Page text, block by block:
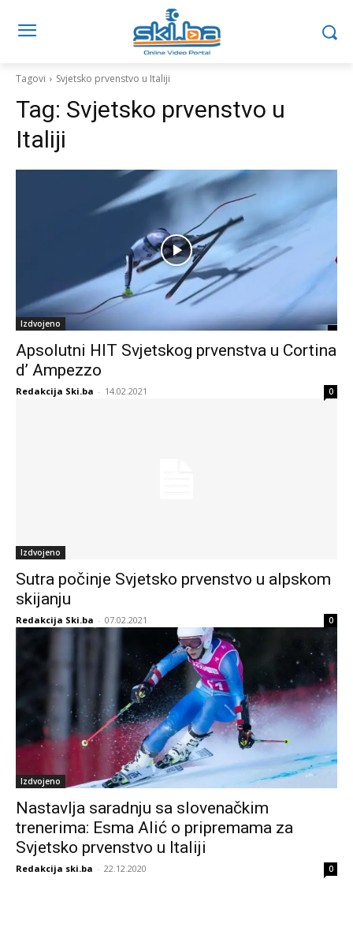
Tagovi Svjetsko prvenstvo u Italiji
Tag: Svjetsko prvenstvo u
Italiji
Izdvojeno
Apsolutni HIT Svjetskog prvenstva u Cortina
d’ Ampezzo
Redakcija Ski.ba - 14.02.2021 0
Izdvojeno
Sutra počinje Svjetsko prvenstvo u alpskom
skijanju
Redakcija Ski.ba - 07.02.2021 0
Izdvojeno
Nastavlja saradnju sa slovenačkim
trenerima: Esma Alić o pripremama za
Svjetsko prvenstvo u Italiji
Redakcija ski.ba - 22.12.2020 0